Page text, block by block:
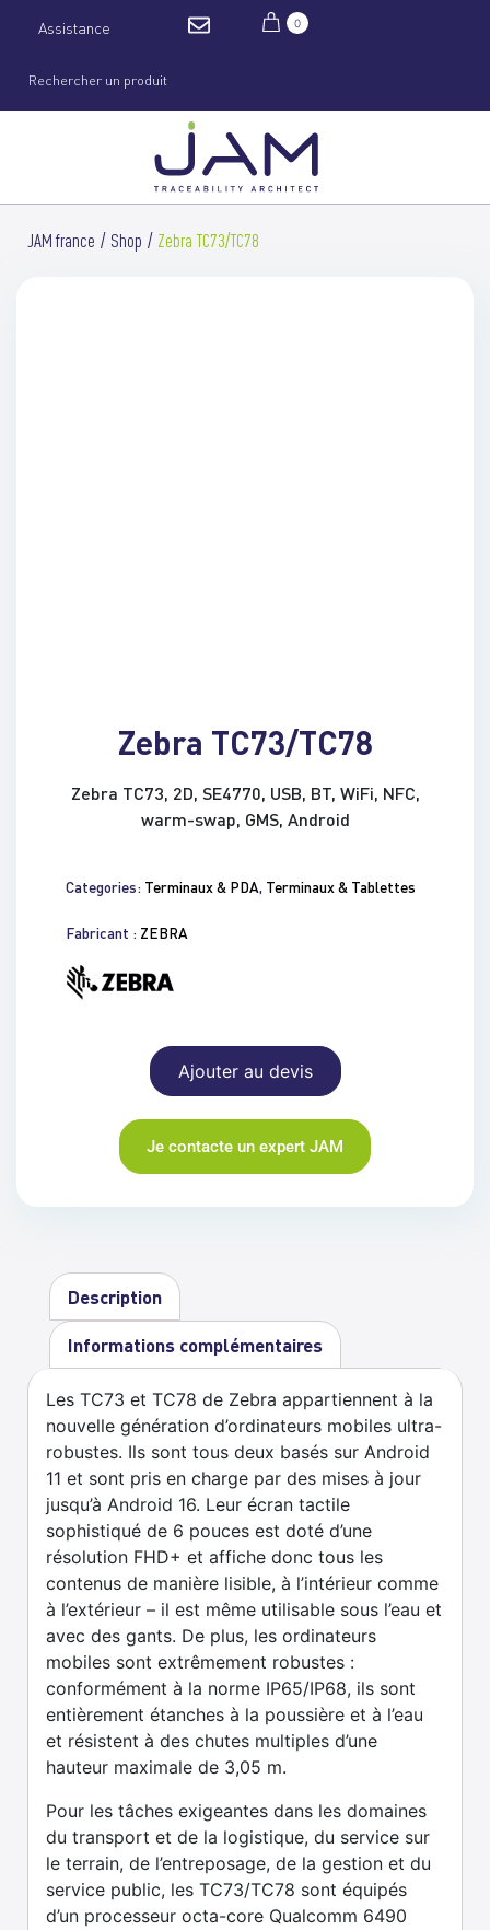
Assistance 0
JAM france Shop Zebra TC73/TC78
Zebra TC73/TC78
Zebra TC73, 2D, SE4770, USB, BT, WiFi, NFC,
warm-swap, GMS, Android
Categories: Terminaux & PDA, Terminaux & Tablettes
Fabricant : ZEBRA
Ajouter au devis
Je contacte un expert JAM
Description
Informations complémentaires
Les TC73 et TC78 de Zebra appartiennent à la
nouvelle génération d’ordinateurs mobiles ultra-
robustes. Ils sont tous deux basés sur Android
11 et sont pris en charge par des mises à jour
jusqu’à Android 16. Leur écran tactile
sophistiqué de 6 pouces est doté d’une
résolution FHD+ et affiche donc tous les
contenus de manière lisible, à l’intérieur comme
à l’extérieur – il est même utilisable sous l’eau et
avec des gants. De plus, les ordinateurs
mobiles sont extrêmement robustes :
conformément à la norme IP65/IP68, ils sont
entièrement étanches à la poussière et à l’eau
et résistent à des chutes multiples d’une
hauteur maximale de 3,05 m.
Pour les tâches exigeantes dans les domaines
du transport et de la logistique, du service sur
le terrain, de l’entreposage, de la gestion et du
service public, les TC73/TC78 sont équipés
d’un processeur octa-core Qualcomm 6490